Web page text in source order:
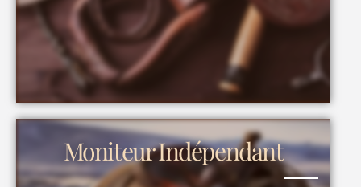
Moniteur Indépendant